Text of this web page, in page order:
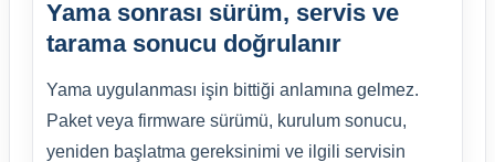
Yama sonrası sürüm, servis ve
tarama sonucu doğrulanır
Yama uygulanması işin bittiği anlamına gelmez.
Paket veya firmware sürümü, kurulum sonucu,
yeniden başlatma gereksinimi ve ilgili servisin